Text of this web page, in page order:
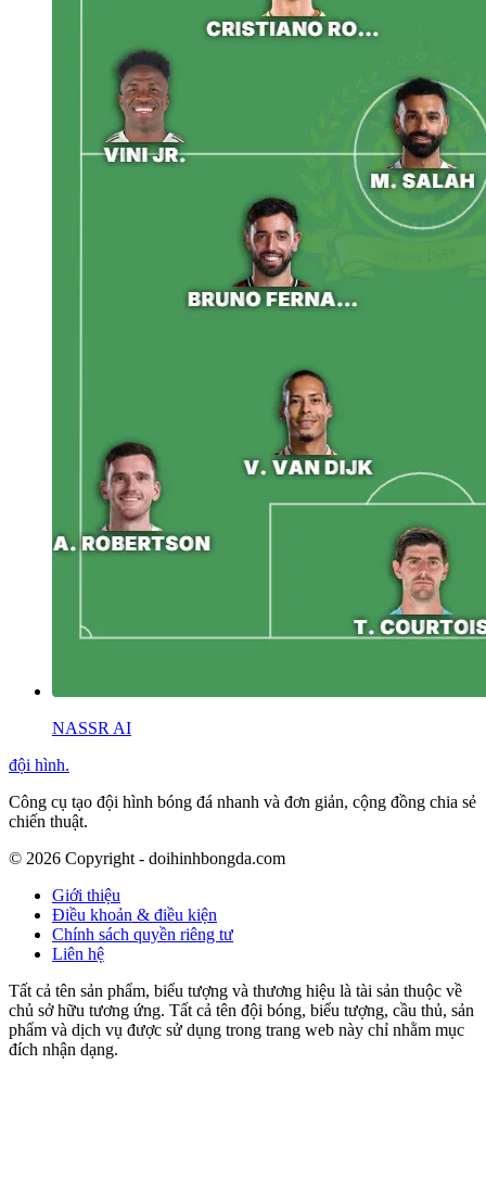
NASSR AI
đội hình.
Công cụ tạo đội hình bóng đá nhanh và đơn giản, cộng đồng chia sẻ
chiến thuật.
© 2026 Copyright - doihinhbongda.com
Giới thiệu
Điều khoản & điều kiện
Chính sách quyền riêng tư
Liên hệ
Tất cả tên sản phẩm, biểu tượng và thương hiệu là tài sản thuộc về
chủ sở hữu tương ứng. Tất cả tên đội bóng, biểu tượng, cầu thủ, sản
phẩm và dịch vụ được sử dụng trong trang web này chỉ nhằm mục
đích nhận dạng.